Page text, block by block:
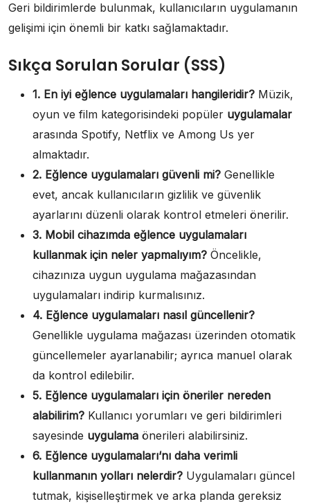
Geri bildirimlerde bulunmak, kullanıcıların uygulamanın
gelişimi için önemli bir katkı sağlamaktadır.
Sıkça Sorulan Sorular (SSS)
1. En iyi eğlence uygulamaları hangileridir? Müzik,
oyun ve film kategorisindeki popüler uygulamalar
arasında Spotify, Netflix ve Among Us yer
almaktadır.
2. Eğlence uygulamaları güvenli mi? Genellikle
evet, ancak kullanıcıların gizlilik ve güvenlik
ayarlarını düzenli olarak kontrol etmeleri önerilir.
3. Mobil cihazımda eğlence uygulamaları
kullanmak için neler yapmalıyım? Öncelikle,
cihazınıza uygun uygulama mağazasından
uygulamaları indirip kurmalısınız.
4. Eğlence uygulamaları nasıl güncellenir?
Genellikle uygulama mağazası üzerinden otomatik
güncellemeler ayarlanabilir; ayrıca manuel olarak
da kontrol edilebilir.
5. Eğlence uygulamaları için öneriler nereden
alabilirim? Kullanıcı yorumları ve geri bildirimleri
sayesinde uygulama önerileri alabilirsiniz.
6. Eğlence uygulamaları‘nı daha verimli
kullanmanın yolları nelerdir? Uygulamaları güncel
tutmak, kişiselleştirmek ve arka planda gereksiz